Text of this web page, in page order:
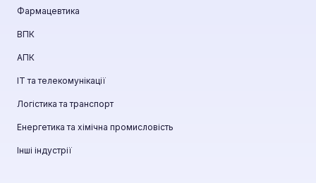
Фармацевтика
ВПК
АПК
ІТ та телекомунікації
Логістика та транспорт
Енергетика та хімічна промисловість
Інші індустрії